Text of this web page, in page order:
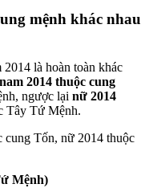
mệnh khác nhau
là hoàn toàn khác
nam 2014 thuộc cung
ngược lại nữ 2014
Tây Tứ Mệnh.
Tốn, nữ 2014 thuộc
Mệnh)